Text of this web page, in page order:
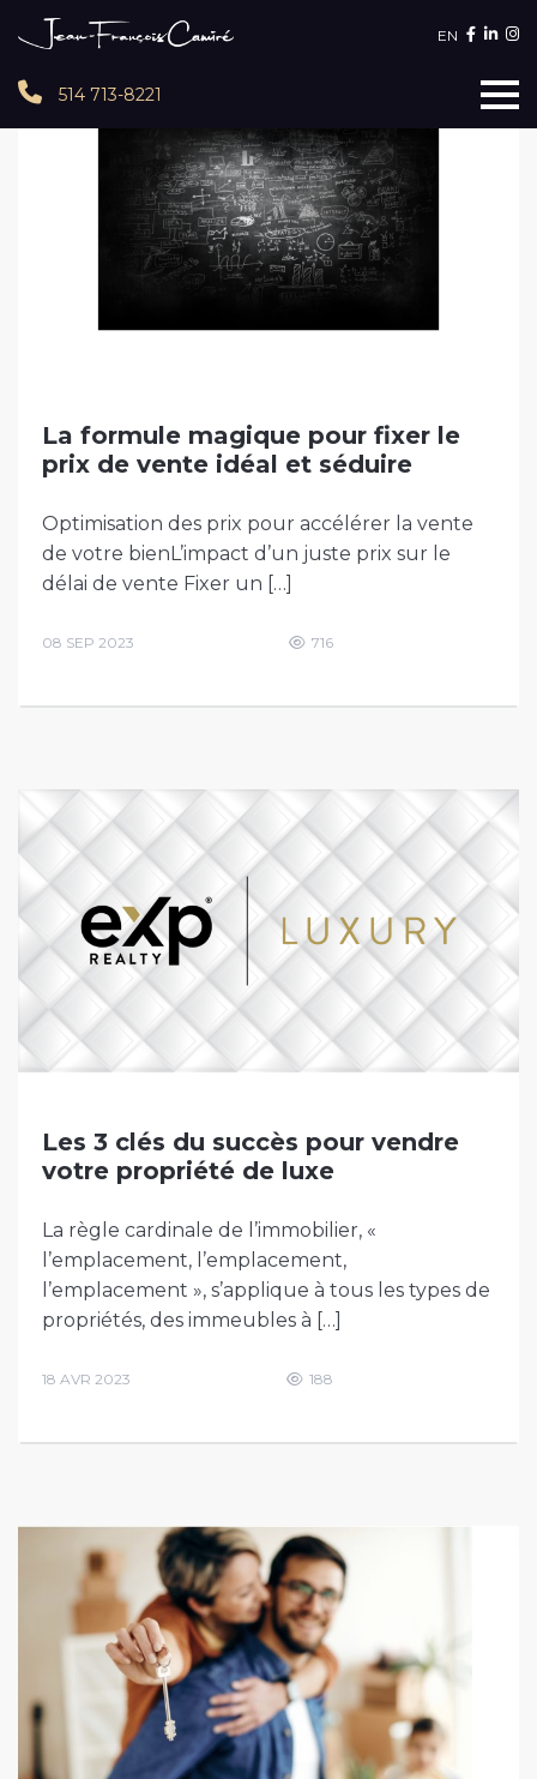
EN
514 713-8221
La formule magique pour fixer le
prix de vente idéal et séduire
Optimisation des prix pour accélérer la vente
de votre bienL’impact d’un juste prix sur le
délai de vente Fixer un […]
08 SEP 2023 716
Les 3 clés du succès pour vendre
votre propriété de luxe
La règle cardinale de l’immobilier, «
l’emplacement, l’emplacement,
l’emplacement », s’applique à tous les types de
propriétés, des immeubles à […]
18 AVR 2023 188